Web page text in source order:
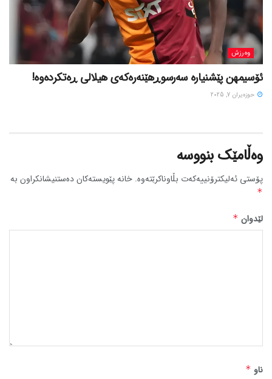
وەرزش
ئۆسیمهن پێشنیارە سەرسوڕهێنەرەکەی هیلالی ڕەتکردەوە!
حوزه‌یران 7, 2025
وەڵامێک بنووسە
پۆستی ئەلیکترۆنییەکەت بڵاوناکرێتەوە. خانە پێویستەکان دەستنیشانکراون بە
*
لێدوان *
ناو *